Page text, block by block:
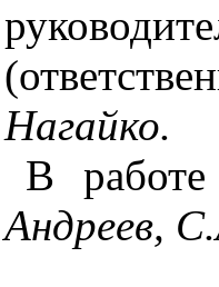
Нагайко.
В
Андреев,